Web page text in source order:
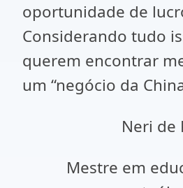
oportunidade de
Considerando tudo
querem encontrar
um “negócio da
Neri de
Mestre em